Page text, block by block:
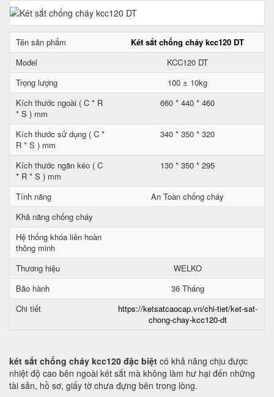
Tên sản phẩm
Két sắt chống cháy kcc120 DT
Model
KCC120 DT
Trọng lượng
100 ± 10kg
Kích thước ngoài ( C * R
* S ) mm
660 * 440 * 460
Kích thước sử dụng ( C *
R * S ) mm
340 * 350 * 320
Kích thước ngăn kéo ( C
* R * S ) mm
130 * 350 * 295
Tính năng
An Toàn chống cháy
Khả năng chống cháy
Hệ thống khóa liên hoàn
thông minh
Thương hiệu
WELKO
Bảo hành
36 Tháng
Chi tiết
https://ketsatcaocap.vn/chi-tiet/ket-sat-
chong-chay-kcc120-dt
két sắt chống cháy kcc120 đặc biệt có khả năng chịu được
nhiệt độ cao bên ngoài két sắt mà không làm hư hại đến những
tài sản, hồ sơ, giấy tờ chưa đựng bên trong lòng.